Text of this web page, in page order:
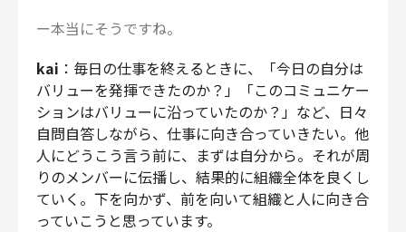
ー本当にそうですね。
kai ：毎日の仕事を終えるときに、「今日の自分は
バリューを発揮できたのか？」「このコミュニケー
ションはバリューに沿っていたのか？」など、日々
自問自答しながら、仕事に向き合っていきたい。他
人にどうこう言う前に、まずは自分から。それが周
りのメンバーに伝播し、結果的に組織全体を良くし
ていく。下を向かず、前を向いて組織と人に向き合
っていこうと思っています。